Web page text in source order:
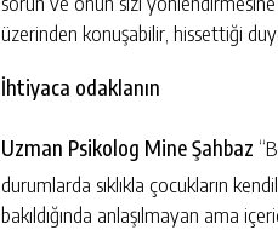
üzerinden konuşabilir, hissettiği
İhtiyaca odaklanın
Uzman Psikolog Mine Şahbaz
durumlarda sıklıkla çocukların
bakıldığında anlaşılmayan ama